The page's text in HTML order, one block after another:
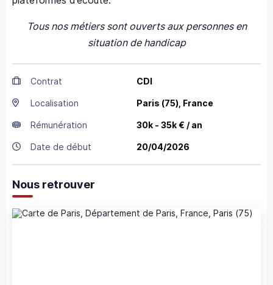
Tous nos métiers sont ouverts aux personnes en
situation de handicap
Contrat CDI
Localisation Paris (75), France
Rémunération 30k - 35k € / an
Date de début 20/04/2026
Nous retrouver